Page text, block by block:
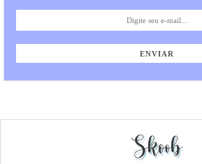
Skoob